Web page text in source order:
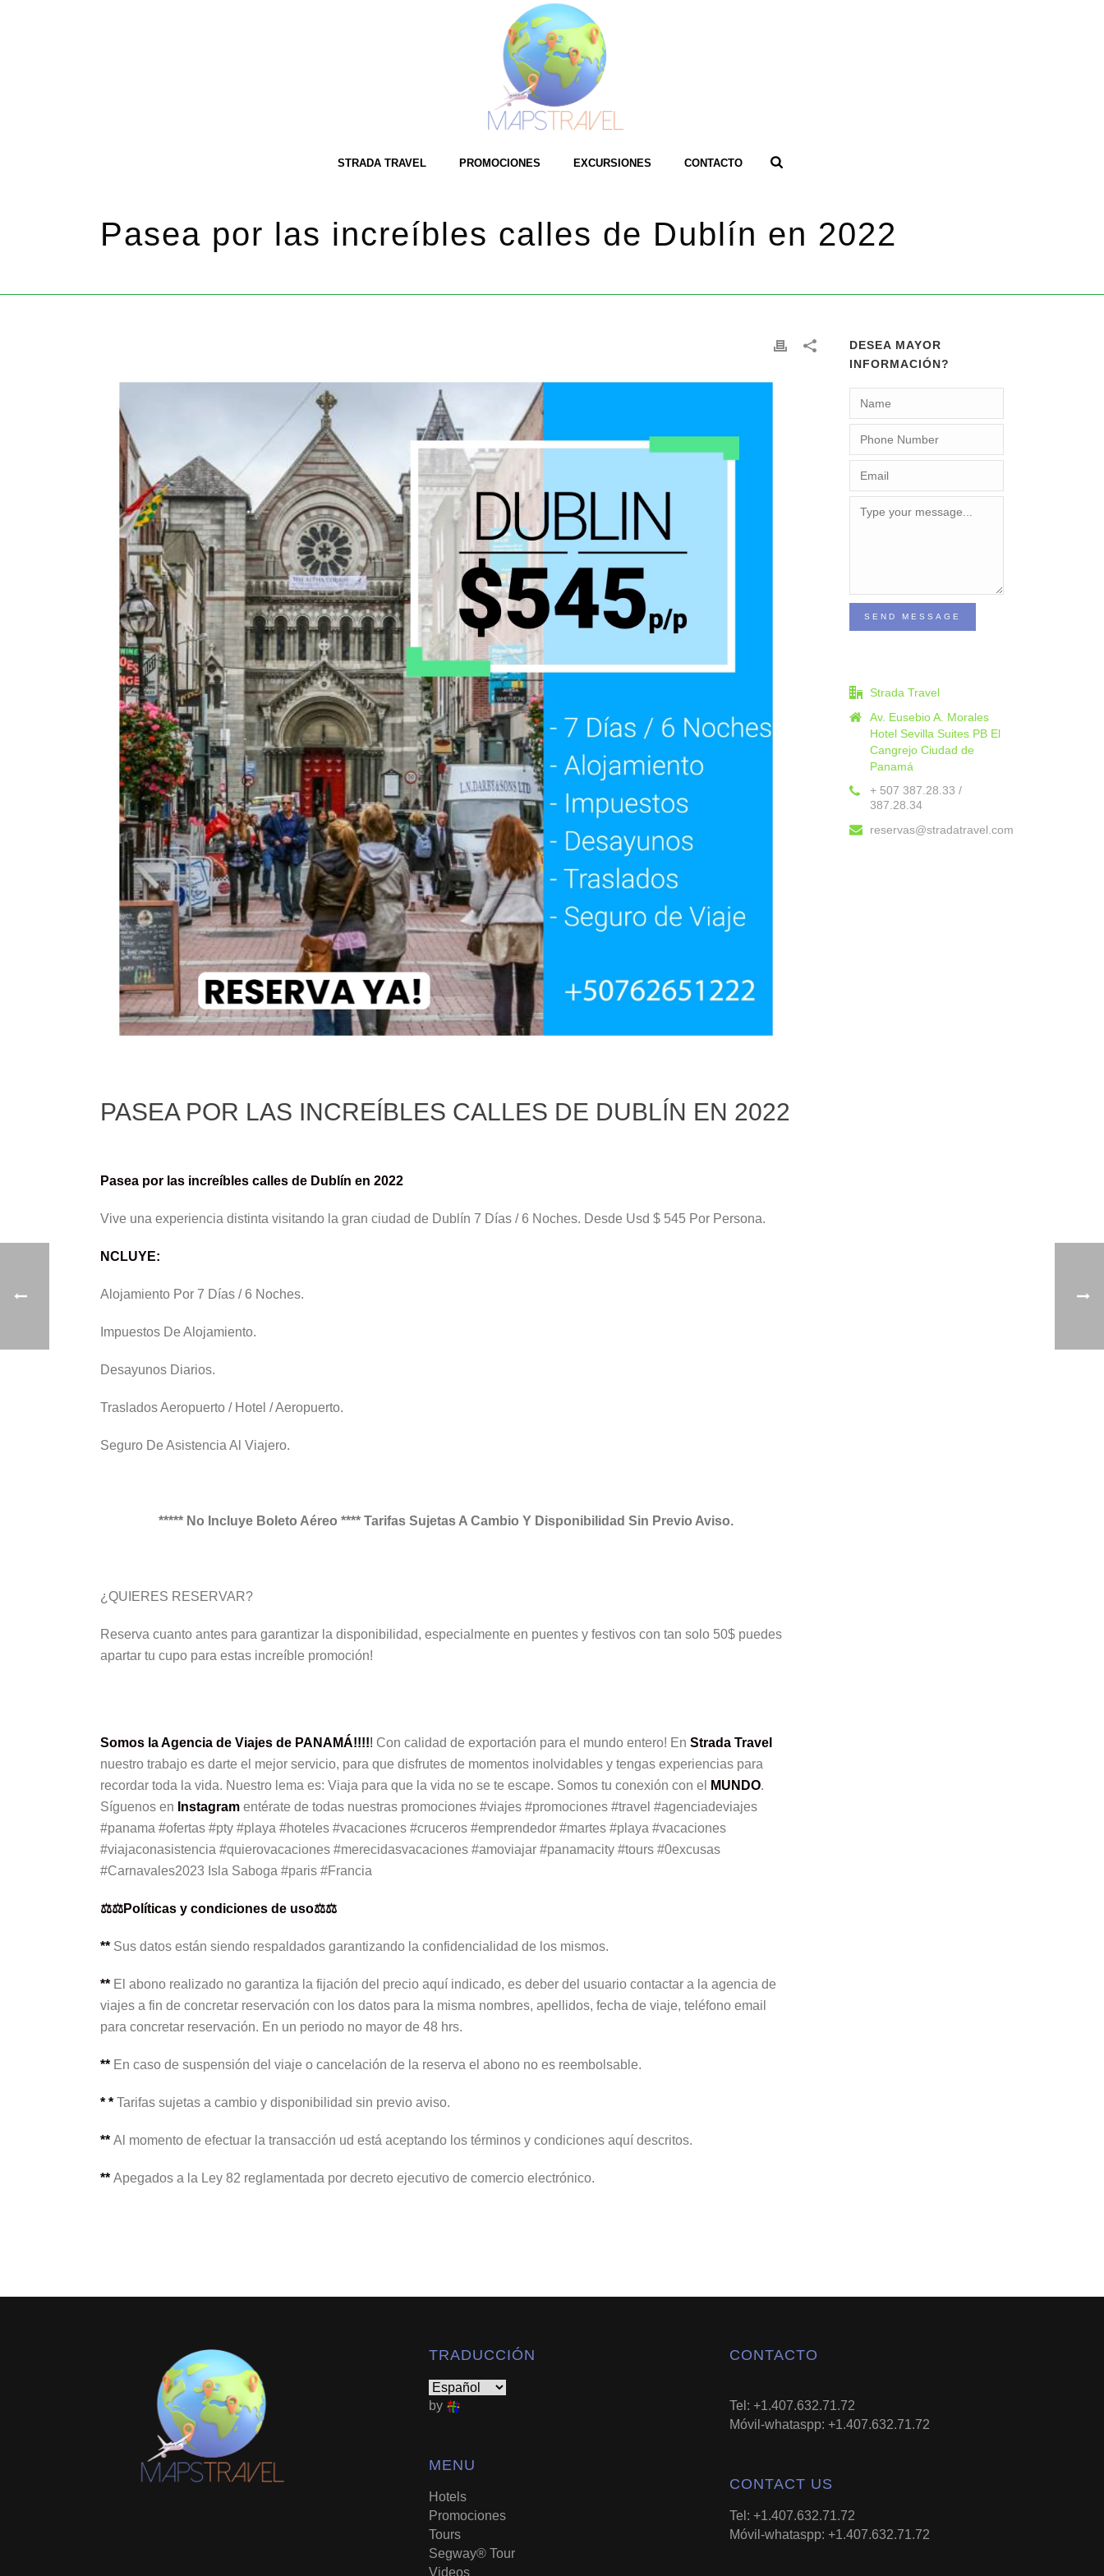
STRADA TRAVEL PROMOCIONES EXCURSIONES CONTACTO
Pasea por las increíbles calles de Dublín en 2022
PASEA POR LAS INCREÍBLES CALLES DE DUBLÍN EN 2022
Pasea por las increíbles calles de Dublín en 2022
Vive una experiencia distinta visitando la gran ciudad de Dublín 7 Días / 6 Noches. Desde Usd $ 545 Por Persona.
NCLUYE:
Alojamiento Por 7 Días / 6 Noches.
Impuestos De Alojamiento.
Desayunos Diarios.
Traslados Aeropuerto / Hotel / Aeropuerto.
Seguro De Asistencia Al Viajero.
***** No Incluye Boleto Aéreo **** Tarifas Sujetas A Cambio Y Disponibilidad Sin Previo Aviso.
¿QUIERES RESERVAR?
Reserva cuanto antes para garantizar la disponibilidad, especialmente en puentes y festivos con tan solo 50$ puedes
apartar tu cupo para estas increíble promoción!
Somos la Agencia de Viajes de PANAMÁ!!!!! Con calidad de exportación para el mundo entero! En Strada Travel
nuestro trabajo es darte el mejor servicio, para que disfrutes de momentos inolvidables y tengas experiencias para
recordar toda la vida. Nuestro lema es: Viaja para que la vida no se te escape. Somos tu conexión con el
MUNDO.
Síguenos en Instagram entérate de todas nuestras promociones #viajes #promociones #travel #agenciadeviajes
#panama #ofertas #pty #playa #hoteles #vacaciones #cruceros #emprendedor #martes #playa #vacaciones
#viajaconasistencia #quierovacaciones #merecidasvacaciones #amoviajar #panamacity #tours #0excusas
#Carnavales2023 Isla Saboga #paris #Francia
⚖️⚖️Políticas y condiciones de uso⚖️⚖️
** Sus datos están siendo respaldados garantizando la confidencialidad de los mismos.
** El abono realizado no garantiza la fijación del precio aquí indicado, es deber del usuario contactar a la agencia de
viajes a fin de concretar reservación con los datos para la misma nombres, apellidos, fecha de viaje, teléfono email
para concretar reservación. En un periodo no mayor de 48 hrs.
** En caso de suspensión del viaje o cancelación de la reserva el abono no es reembolsable.
* * Tarifas sujetas a cambio y disponibilidad sin previo aviso.
** Al momento de efectuar la transacción ud está aceptando los términos y condiciones aquí descritos.
** Apegados a la Ley 82 reglamentada por decreto ejecutivo de comercio electrónico.
DESEA MAYOR
INFORMACIÓN?
SEND MESSAGE
Strada Travel
Av. Eusebio A. Morales
Hotel Sevilla Suites PB El
Cangrejo Ciudad de
Panamá
+ 507 387.28.33 /
387.28.34
reservas@stradatravel.com
TRADUCCIÓN
by
MENU
Hotels
Promociones
Tours
Segway® Tour
Videos
CONTACTO
Tel: +1.407.632.71.72
Móvil-whataspp: +1.407.632.71.72
CONTACT US
Tel: +1.407.632.71.72
Móvil-whataspp: +1.407.632.71.72